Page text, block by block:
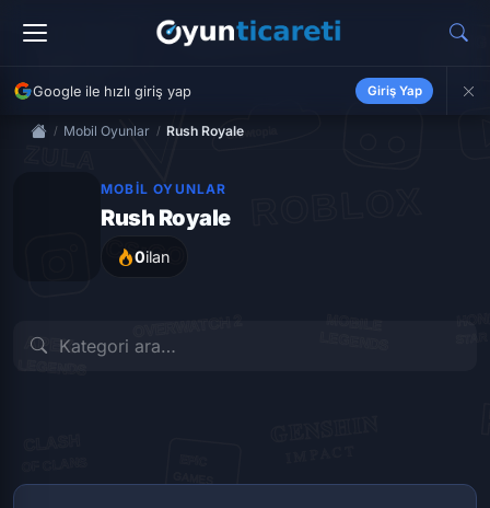
Google ile hızlı giriş yap Giriş Yap
Mobil Oyunlar Rush Royale
MOBIL OYUNLAR
Rush Royale
0ilan